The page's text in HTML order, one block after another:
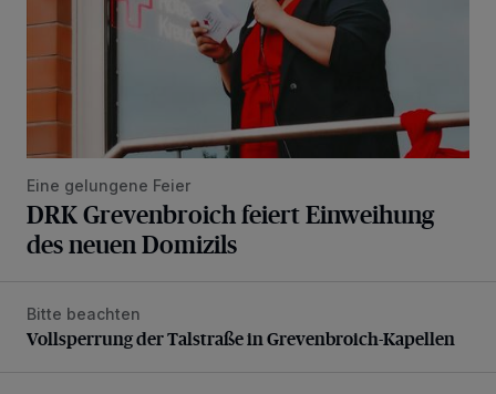
Eine gelungene Feier
DRK Grevenbroich feiert Einweihung
des neuen Domizils
Vollsperrung der Talstraße in Grevenbroich-Kapellen
Bitte beachten
Vollsperrung der Talstraße in Grevenbroich-Kapellen